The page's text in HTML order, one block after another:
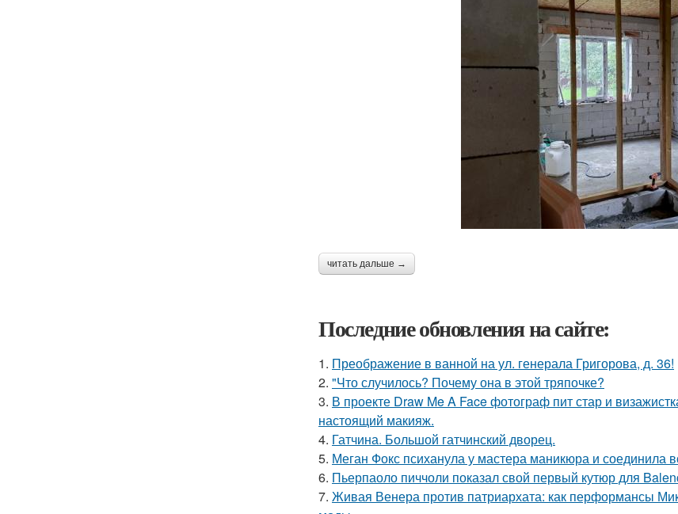
читать дальше →
Последние обновления на сайте:
1. Преображение в ванной на ул. генерала Григорова, д. 36!
2. "Что случилось? Почему она в этой тряпочке?
3. В проекте Draw Me A Face фотограф пит стар и
настоящий макияж.
4. Гатчина. Большой гатчинский дворец.
5. Меган Фокс психанула у мастера маникюра и соединила
6. Пьерпаоло пиччоли показал свой первый кутюр для
7. Живая Венера против патриархата: как перформансы